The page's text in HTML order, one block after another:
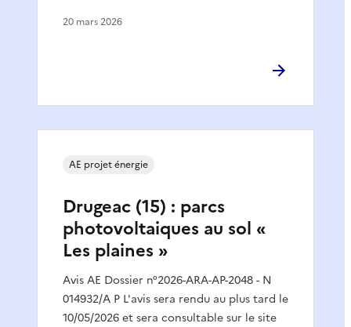
20 mars 2026
Drugeac (15) : parcs
photovoltaiques au sol «
Les plaines »
Avis AE Dossier n°2026-ARA-AP-2048 - N
014932/A P L'avis sera rendu au plus tard le
10/05/2026 et sera consultable sur le site
AE projet énergie